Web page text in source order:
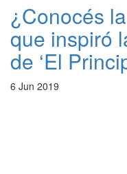
¿Conocés
que inspiró
de ‘El
6 Jun 2019